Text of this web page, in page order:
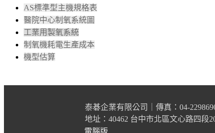
AS標準型主機規格表
醫院中心制氧系統圖
工業用製氧系統
制氧機耗電生產成本
機型估算
泰碁企業有限公司｜傳真：04-
地址：40462 台中市北區文心路四段
電腦版